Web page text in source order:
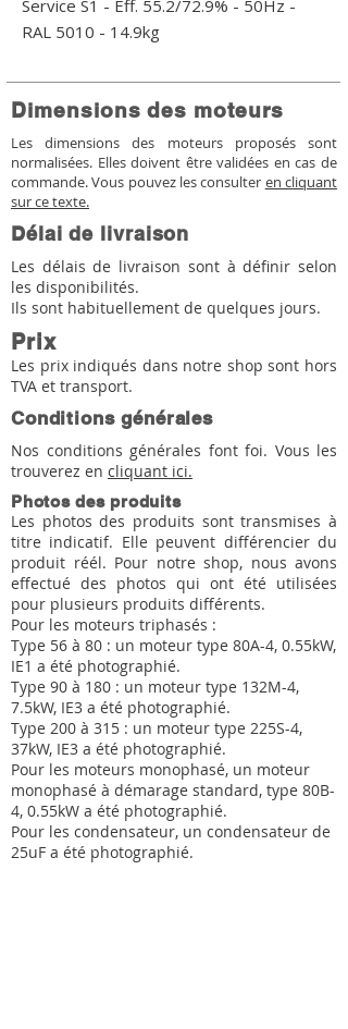
Service S1 - Eff. 55.2/72.9% - 50Hz -
RAL 5010 - 14.9kg
Dimensions des moteurs
Les dimensions des moteurs proposés sont
normalisées. Elles doivent être validées en cas de
commande. Vous pouvez les consulter en cliquant
sur ce texte.
Délai de livraison
Les délais de livraison sont à définir selon
les disponibilités.
Ils sont habituellement de quelques jours.
Prix
Les prix indiqués dans notre shop sont hors
TVA et transport.
Conditions générales
Nos conditions générales font foi. Vous les
trouverez en cliquant ici.
Photos des produits
Les photos des produits sont transmises à
titre indicatif. Elle peuvent différencier du
produit réél. Pour notre shop, nous avons
effectué des photos qui ont été utilisées
pour plusieurs produits différents.
Pour les moteurs triphasés :
Type 56 à 80 : un moteur type 80A-4, 0.55kW,
IE1 a été photographié.
Type 90 à 180 : un moteur type 132M-4,
7.5kW, IE3 a été photographié.
Type 200 à 315 : un moteur type 225S-4,
37kW, IE3 a été photographié.
Pour les moteurs monophasé, un moteur
monophasé à démarage standard, type 80B-
4, 0.55kW a été photographié.
Pour les condensateur, un condensateur de
25uF a été photographié.